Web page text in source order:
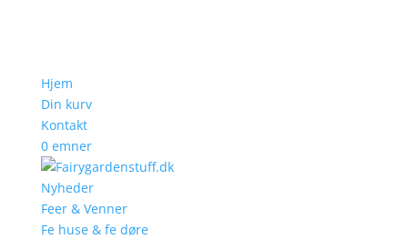
Hjem
Din kurv
Kontakt
0 emner
Nyheder
Feer & Venner
Fe huse & fe døre